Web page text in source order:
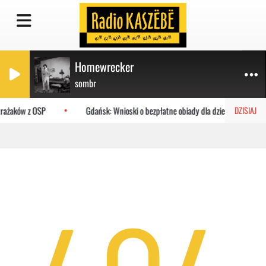
Homewrecker
sombr
DZISIAJ
z OSP Gdańsk: Wnioski o bezpłatne obiady dla dzieci do MOPR